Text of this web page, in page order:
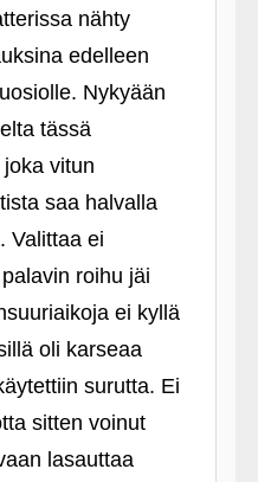
nähty
edelleen
Nykyään
tässä
vitun
saa halvalla
Valittaa ei
roihu jäi
ei kyllä
oli karseaa
surutta. Ei
sitten voinut
lasauttaa